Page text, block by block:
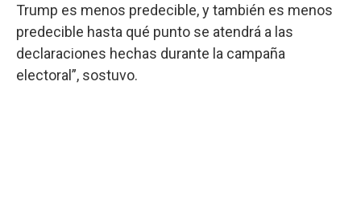
Trump es menos predecible, y también es menos
predecible hasta qué punto se atendrá a las
declaraciones hechas durante la campaña
electoral”, sostuvo.